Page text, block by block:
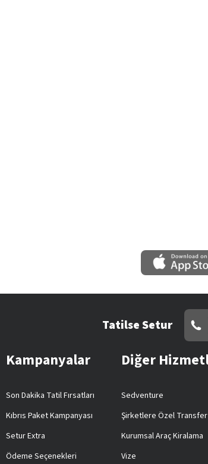
Tatilse Setur
Kampanyalar
Son Dakika Tatil Fırsatları
Kıbrıs Paket Kampanyası
Setur Extra
Ödeme Seçenekleri
Diğer
Sedventure
Şirketlere Özel Transfer
Kurumsal Araç Kiralama
Vize